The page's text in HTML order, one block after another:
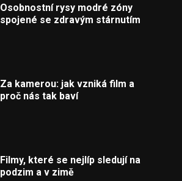
Osobnostní rysy modré zóny
spojené se zdravým stárnutím
Za kamerou: jak vzniká film a
proč nás tak baví
Filmy, které se nejlíp sledují na
podzim a v zimě